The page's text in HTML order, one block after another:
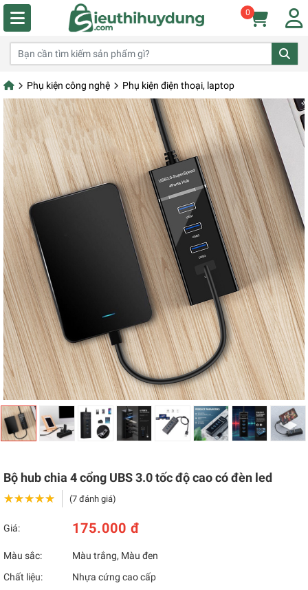
0
Phụ kiện công nghệ Phụ kiện điện thoại, laptop
Bộ hub chia 4 cổng UBS 3.0 tốc độ cao có đèn led
★★★★★
★★★★★ (7 đánh giá)
Giá: 175.000 đ
Màu sắc:
Màu trắng, Màu đen
Chất liệu:
Nhựa cứng cao cấp